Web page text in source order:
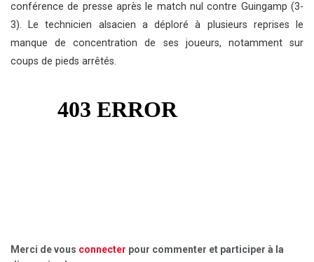
conférence de presse après le match nul contre Guingamp (3-
3). Le technicien alsacien a déploré à plusieurs reprises le
manque de concentration de ses joueurs, notamment sur
coups de pieds arrêtés.
Merci de vous connecter pour commenter et participer à la